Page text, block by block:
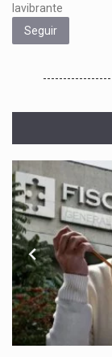
lavibrante
Seguir